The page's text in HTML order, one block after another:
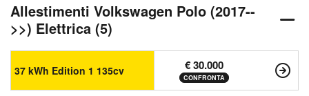
Allestimenti Volkswagen Polo (2017--
>>) Elettrica (5)
37 kWh Edition 1 135cv € 30.000
CONFRONTA